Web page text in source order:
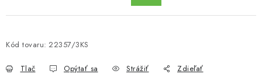
Kód tovaru: 22357/3KS
Tlač Opýtať sa Strážiť Zdieľať